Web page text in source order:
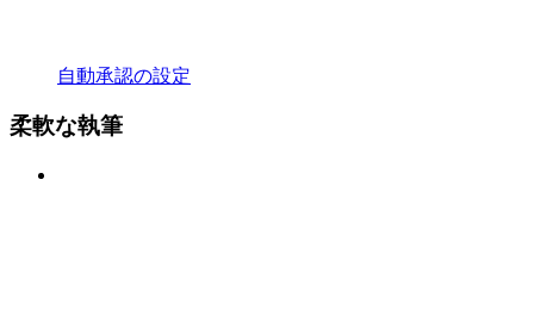
自動承認の設定
柔軟な執筆